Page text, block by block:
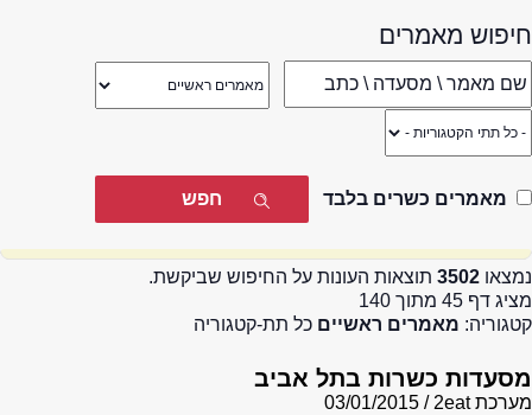
חיפוש מאמרים
מאמרים כשרים בלבד
נמצאו 3502 תוצאות העונות על החיפוש שביקשת.
מציג דף 45 מתוך 140
קטגוריה: מאמרים ראשיים כל תת-קטגוריה
מסעדות כשרות בתל אביב
מערכת 2eat
03/01/2015